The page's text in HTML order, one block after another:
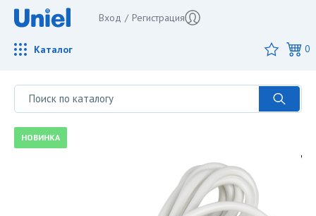
Вход / Регистрация
Каталог 0
НОВИНКА